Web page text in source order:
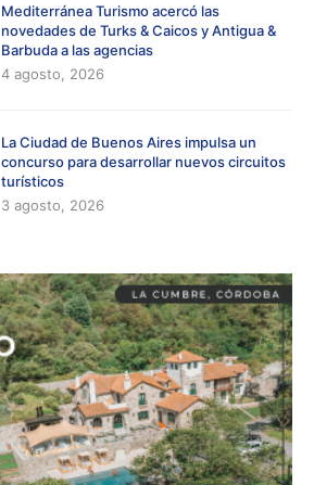
Mediterránea Turismo acercó las
novedades de Turks & Caicos y Antigua &
Barbuda a las agencias
4 agosto, 2026
La Ciudad de Buenos Aires impulsa un
concurso para desarrollar nuevos circuitos
turísticos
3 agosto, 2026